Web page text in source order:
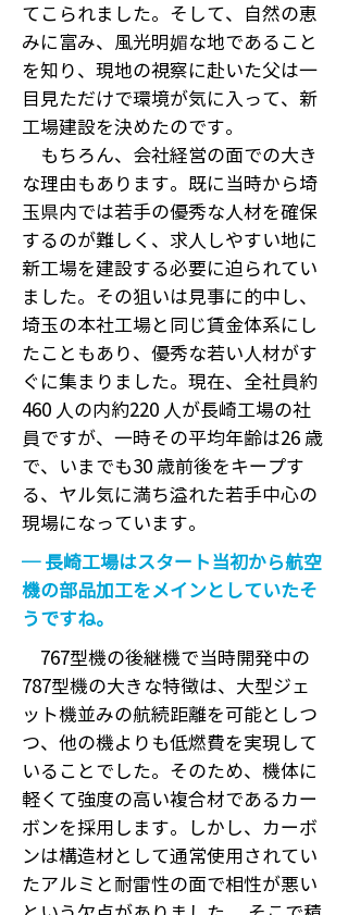
てこられました。そして、自然の恵
みに富み、風光明媚な地であること
を知り、現地の視察に赴いた父は一
目見ただけで環境が気に入って、新
工場建設を決めたのです。
もちろん、会社経営の面での大き
な理由もあります。既に当時から埼
玉県内では若手の優秀な人材を確保
するのが難しく、求人しやすい地に
新工場を建設する必要に迫られてい
ました。その狙いは見事に的中し、
埼玉の本社工場と同じ賃金体系にし
たこともあり、優秀な若い人材がす
ぐに集まりました。現在、全社員約
460 人の内約220 人が長崎工場の社
員ですが、一時その平均年齢は26 歳
で、いまでも30 歳前後をキープす
る、ヤル気に満ち溢れた若手中心の
現場になっています。
─ 長崎工場はスタート当初から航空
機の部品加工をメインとしていたそ
うですね。
767型機の後継機で当時開発中の
787型機の大きな特徴は、大型ジェ
ット機並みの航続距離を可能としつ
つ、他の機よりも低燃費を実現して
いることでした。そのため、機体に
軽くて強度の高い複合材であるカー
ボンを採用します。しかし、カーボ
ンは構造材として通常使用されてい
たアルミと耐雷性の面で相性が悪い